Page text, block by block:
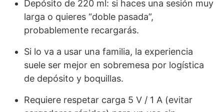
Depósito de 220 ml: si haces una sesión muy
larga o quieres “doble pasada”,
probablemente recargarás.
Si lo va a usar una familia, la experiencia
suele ser mejor en sobremesa por logística
de depósito y boquillas.
Requiere respetar carga 5 V / 1 A (evitar